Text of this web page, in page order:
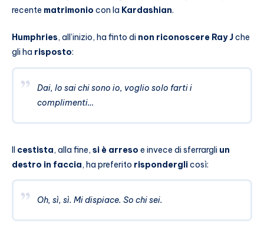
recente matrimonio con la Kardashian.
Humphries, all’inizio, ha finto di non riconoscere Ray Jche
gli ha risposto:
Dai, lo sai chi sono io, voglio solo farti i
complimenti…
Il cestista, alla fine, si è arreso e invece di sferrargli un
destro in faccia, ha preferito risponderglicosì:
Oh, sì, sì. Mi dispiace. So chi sei.